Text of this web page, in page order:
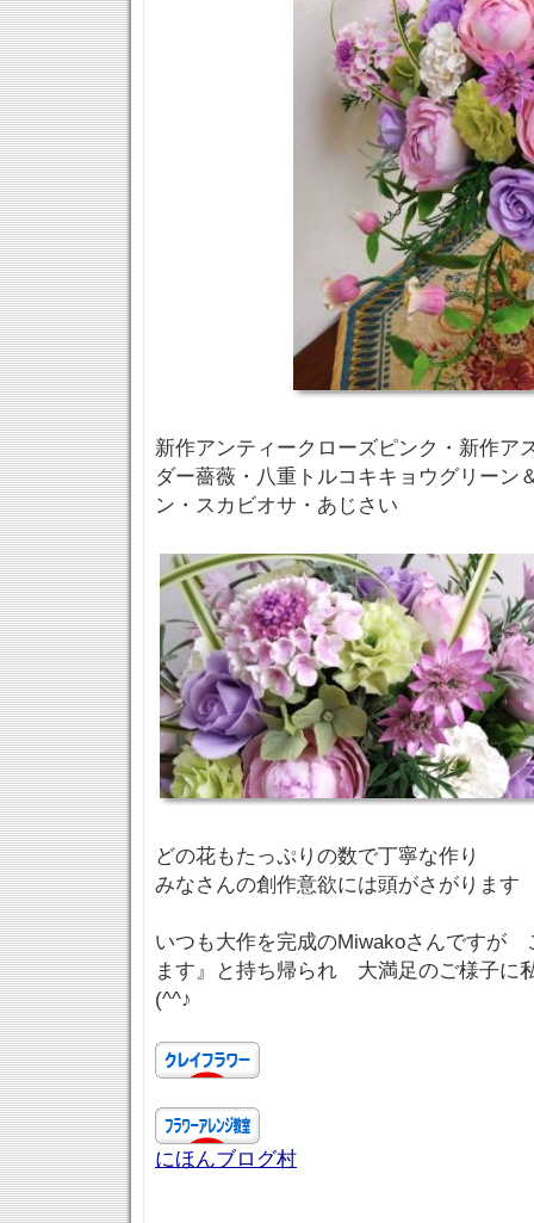
新作アンティークローズピンク・新作ア
ダー薔薇・八重トルコキキョウグリーン
ン・スカビオサ・あじさい
どの花もたっぷりの数で丁寧な作り
みなさんの創作意欲には頭がさがります
いつも大作を完成のMiwakoさんですが
ます』と持ち帰られ 大満足のご様子に
(^^♪
にほんブログ村